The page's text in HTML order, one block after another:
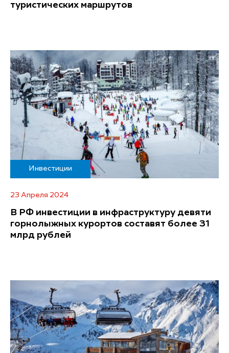
туристических маршрутов
Инвестиции
23 Апреля 2024
В РФ инвестиции в инфраструктуру девяти
горнолыжных курортов составят более 31
млрд рублей